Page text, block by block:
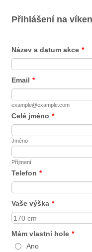
Přihlášení na
Název a datum akce *
Email *
example@example.com
Celé jméno *
Jméno
Příjmení
Telefon *
Vaše výška *
Mám vlastní hole *
Ano